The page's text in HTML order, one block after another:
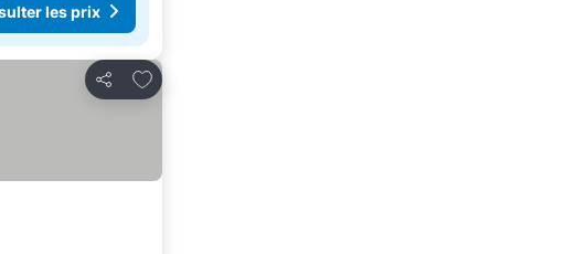
les prix
Partager
Ajouter à mes favoris